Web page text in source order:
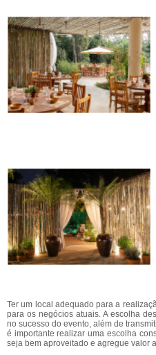
Ter um local adequado para a
para os negócios atuais. A escolha
no sucesso do evento, além de
é importante realizar uma escolha
seja bem aproveitado e agregue valor